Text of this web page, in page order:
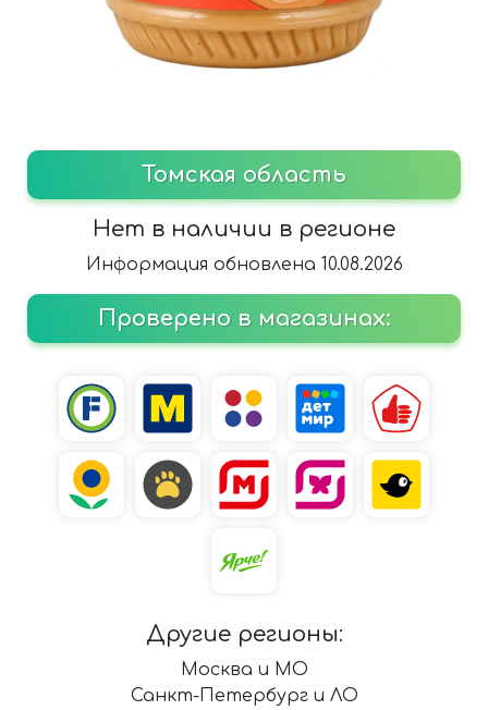
Томская область
Нет в наличии в регионе
Информация обновлена 10.08.2026
Проверено в магазинах:
Другие регионы:
Москва и МО
Санкт-Петербург и ЛО